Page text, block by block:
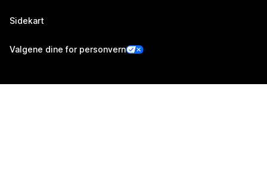
Sidekart
Valgene dine for personvern